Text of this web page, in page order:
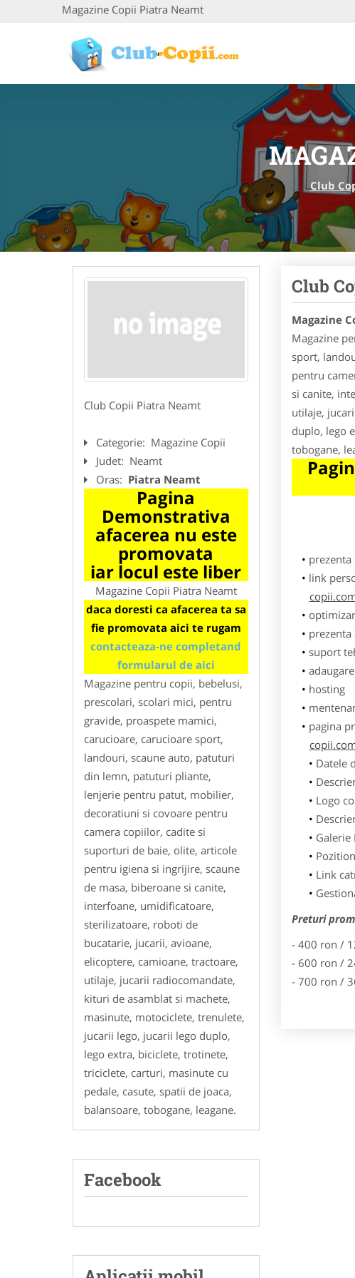
Magazine Copii Piatra Neamt
Club
Club Copii Piatra Neamt
Categorie: Magazine Copii
Judet: Neamt
Oras: Piatra Neamt
Pagina
Demonstrativa
afacerea nu este
promovata
iar locul este liber
Magazine Copii Piatra Neamt
daca doresti ca afacerea ta sa
fie promovata aici te rugam
contacteaza-ne completand
formularul de aici
Magazine pentru copii, bebelusi,
prescolari, scolari mici, pentru
gravide, proaspete mamici,
carucioare, carucioare sport,
landouri, scaune auto, patuturi
din lemn, patuturi pliante,
lenjerie pentru patut, mobilier,
decoratiuni si covoare pentru
camera copiilor, cadite si
suporturi de baie, olite, articole
pentru igiena si ingrijire, scaune
de masa, biberoane si canite,
interfoane, umidificatoare,
sterilizatoare, roboti de
bucatarie, jucarii, avioane,
elicoptere, camioane, tractoare,
utilaje, jucarii radiocomandate,
kituri de asamblat si machete,
masinute, motociclete, trenulete,
jucarii lego, jucarii lego duplo,
lego extra, biciclete, trotinete,
triciclete, carturi, masinute cu
pedale, casute, spatii de joaca,
balansoare, tobogane, leagane.
Facebook
Club
Magazine
Magazine
sport,
pentru
si canite,
utilaje,
duplo, lego
tobogane,
prezenta
link
prezenta
suport
hosting
pagina
Datele
Logo
Galerie
Link
Preturi
- 400 ron /
- 600 ron /
- 700 ron /